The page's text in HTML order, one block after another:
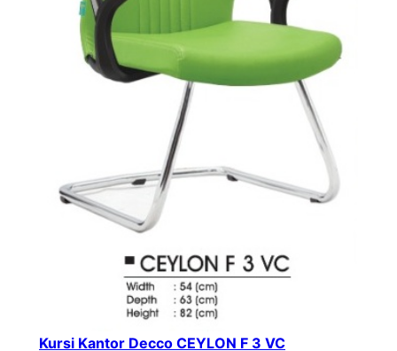
Kursi Kantor Decco CEYLON F 3 VC